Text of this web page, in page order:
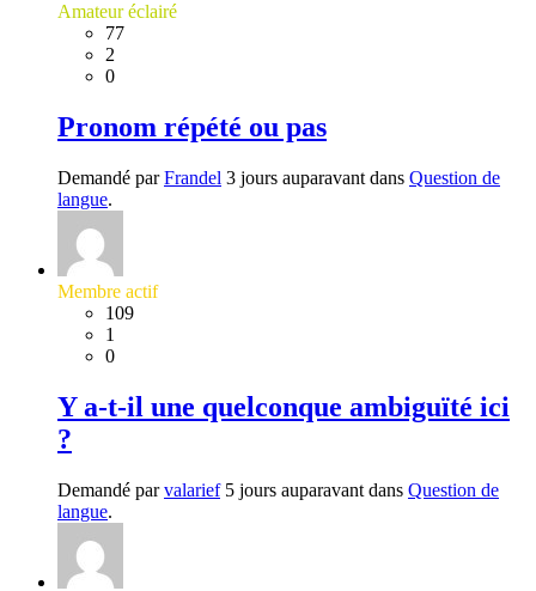
Amateur éclairé
77
2
0
Pronom répété ou pas
Demandé parFrandel 3 jours auparavant dans Question de
langue.
Membre actif
109
1
0
Y a-t-il une quelconque ambiguïté ici
?
Demandé parvalarief5 jours auparavant dans Question de
langue.